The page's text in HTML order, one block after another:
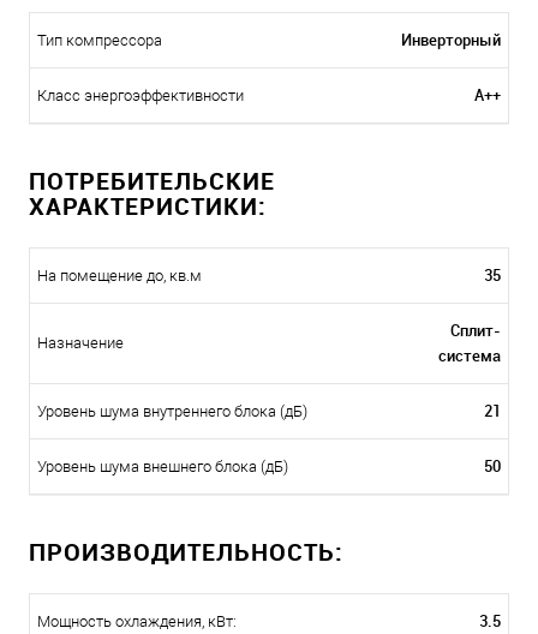
Тип компрессора Инверторный
Класс энергоэффективности A++
ПОТРЕБИТЕЛЬСКИЕ
ХАРАКТЕРИСТИКИ:
На помещение до, кв.м 35
Назначение
Сплит-
система
Уровень шума внутреннего блока (дБ) 21
Уровень шума внешнего блока (дБ) 50
ПРОИЗВОДИТЕЛЬНОСТЬ:
Мощность охлаждения, кВт: 3.5